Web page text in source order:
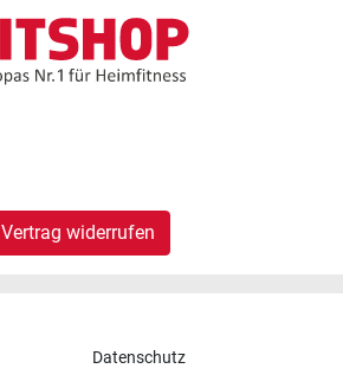
Vertrag widerrufen
Datenschutz